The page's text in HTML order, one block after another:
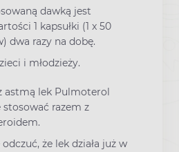
dawką jest
1 kapsułki (1 x 50
dwa razy na dobę.
i młodzieży.
astmą lek Pulmoterol
stosować razem z
że lek działa już w